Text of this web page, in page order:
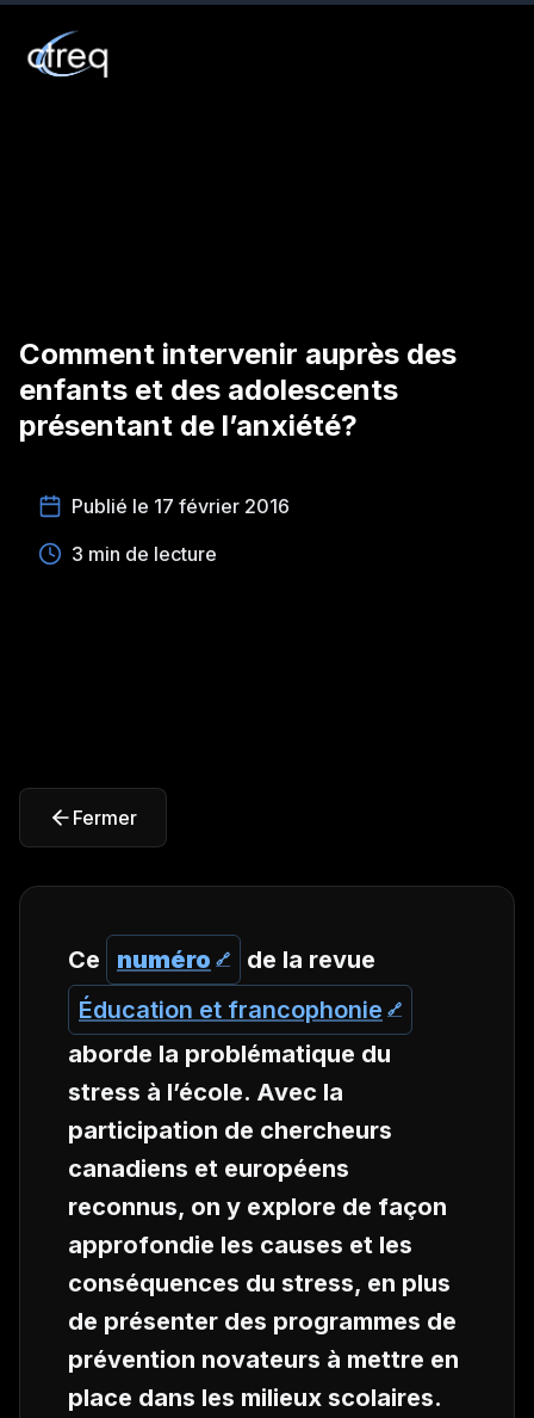
Comment intervenir auprès des
enfants et des adolescents
présentant de l’anxiété?
Publié le 17 février 2016
3 min de lecture
Fermer
Ce numéro
de la revue
Éducation et francophonie
aborde la problématique du
stress à l’école. Avec la
participation de chercheurs
canadiens et européens
reconnus, on y explore de façon
approfondie les causes et les
conséquences du stress, en plus
de présenter des programmes de
prévention novateurs à mettre en
place dans les milieux scolaires.